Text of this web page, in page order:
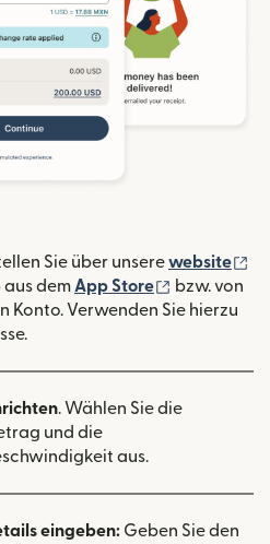
Sie über unserewebsite
dem App Store (wird in
bzw. von
in einem neuen Fenster
Konto. Verwenden Sie hierzu
. Wählen Sie die
und die
aus.
eingeben: Geben Sie den